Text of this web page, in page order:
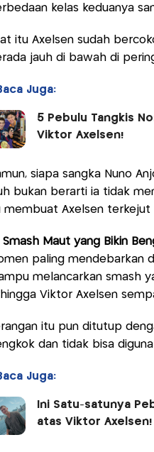
kelas keduanya
itu Axelsen sudah
jauh di bawah di
Juga:
5 Pebulu Tangkis
Viktor Axelsen!
siapa sangka Nuno
bukan berarti ia tidak
membuat Axelsen terkejut
Smash Maut yang Bikin
paling mendebarkan
melancarkan smash
Viktor Axelsen
itu pun ditutup
dan tidak bisa
Juga:
Ini Satu-satunya
atas Viktor Axelsen!